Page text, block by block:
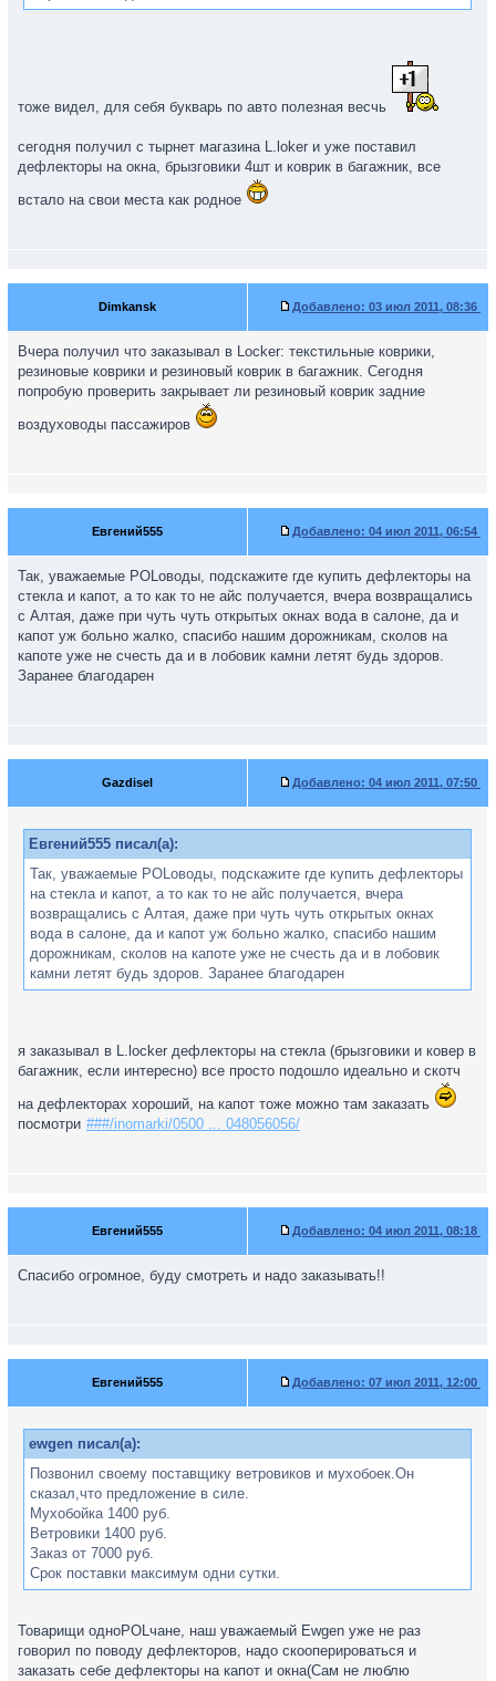
тоже видел, для себя букварь по авто полезная весчь
сегодня получил с тырнет магазина L.loker и уже поставил
дефлекторы на окна, брызговики 4шт и коврик в багажник, все
встало на свои места как родное
Dimkansk Добавлено: 03 июл 2011, 08:36
Вчера получил что заказывал в Locker: текстильные коврики,
резиновые коврики и резиновый коврик в багажник. Сегодня
попробую проверить закрывает ли резиновый коврик задние
воздуховоды пассажиров
Евгений555 Добавлено: 04 июл 2011, 06:54
Так, уважаемые POLоводы, подскажите где купить дефлекторы на
стекла и капот, а то как то не айс получается, вчера возвращались
с Алтая, даже при чуть чуть открытых окнах вода в салоне, да и
капот уж больно жалко, спасибо нашим дорожникам, сколов на
капоте уже не счесть да и в лобовик камни летят будь здоров.
Заранее благодарен
Gazdisel Добавлено: 04 июл 2011, 07:50
Евгений555 писал(а):
Так, уважаемые POLоводы, подскажите где купить дефлекторы
на стекла и капот, а то как то не айс получается, вчера
возвращались с Алтая, даже при чуть чуть открытых окнах
вода в салоне, да и капот уж больно жалко, спасибо нашим
дорожникам, сколов на капоте уже не счесть да и в лобовик
камни летят будь здоров. Заранее благодарен
я заказывал в L.loсker дефлекторы на стекла (брызговики и ковер в
багажник, если интересно) все просто подошло идеально и скотч
на дефлекторах хороший, на капот тоже можно там заказать
посмотри ###/inomarki/0500 ... 048056056/
Евгений555 Добавлено: 04 июл 2011, 08:18
Спасибо огромное, буду смотреть и надо заказывать!!
Евгений555 Добавлено: 07 июл 2011, 12:00
ewgen писал(а):
Позвонил своему поставщику ветровиков и мухобоек.Он
сказал,что предложение в силе.
Мухобойка 1400 руб.
Ветровики 1400 руб.
Заказ от 7000 руб.
Срок поставки максимум одни сутки.
Товарищи одноPOLчане, наш уважаемый Ewgen уже не раз
говорил по поводу дефлекторов, надо скооперироваться и
заказать себе дефлекторы на капот и окна(Сам не люблю